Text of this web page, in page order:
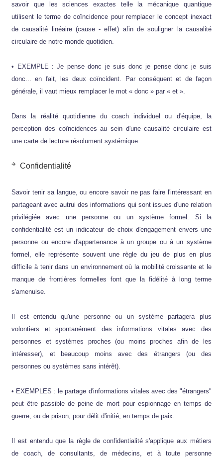
savoir que les sciences exactes telle la mécanique quantique
utilisent le terme de coïncidence pour remplacer le concept inexact
de causalité linéaire (cause - effet) afin de souligner la causalité
circulaire de notre monde quotidien.
• EXEMPLE : Je pense donc je suis donc je pense donc je suis
donc... en fait, les deux coïncident. Par conséquent et de façon
générale, il vaut mieux remplacer le mot « donc » par « et ».
Dans la réalité quotidienne du coach individuel ou d'équipe, la
perception des coïncidences au sein d'une causalité circulaire est
une carte de lecture résolument systémique.
Confidentialité
Savoir tenir sa langue, ou encore savoir ne pas faire l'intéressant en
partageant avec autrui des informations qui sont issues d'une relation
privilégiée avec une personne ou un système formel. Si la
confidentialité est un indicateur de choix d'engagement envers une
personne ou encore d'appartenance à un groupe ou à un système
formel, elle représente souvent une règle du jeu de plus en plus
difficile à tenir dans un environnement où la mobilité croissante et le
manque de frontières formelles font que la fidélité à long terme
s'amenuise.
Il est entendu qu'une personne ou un système partagera plus
volontiers et spontanément des informations vitales avec des
personnes et systèmes proches (ou moins proches afin de les
intéresser), et beaucoup moins avec des étrangers (ou des
personnes ou systèmes sans intérêt).
• EXEMPLES : le partage d'informations vitales avec des "étrangers"
peut être passible de peine de mort pour espionnage en temps de
guerre, ou de prison, pour délit d'initié, en temps de paix.
Il est entendu que la règle de confidentialité s'applique aux métiers
de coach, de consultants, de médecins, et à toute personne